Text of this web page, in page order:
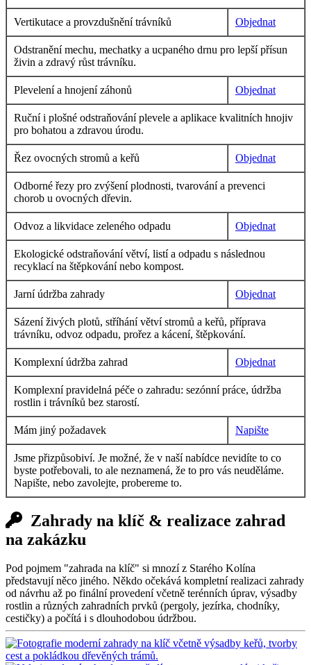
Vertikutace a provzdušnění trávníků Objednat
Odstranění mechu, mechatky a ucpaného drnu pro lepší přísun
živin a zdravý růst trávníku.
Plevelení a hnojení záhonů Objednat
Ruční i plošné odstraňování plevele a aplikace kvalitních hnojiv
pro bohatou a zdravou úrodu.
Řez ovocných stromů a keřů Objednat
Odborné řezy pro zvýšení plodnosti, tvarování a prevenci
chorob u ovocných dřevin.
Odvoz a likvidace zeleného odpadu Objednat
Ekologické odstraňování větví, listí a odpadu s následnou
recyklací na štěpkování nebo kompost.
Jarní údržba zahrady Objednat
Sázení živých plotů, stříhání větví stromů a keřů, příprava
trávníku, odvoz odpadu, prořez a kácení, štěpkování.
Komplexní údržba zahrad Objednat
Komplexní pravidelná péče o zahradu: sezónní práce, údržba
rostlin i trávníků bez starostí.
Mám jiný požadavek Napište
Jsme přizpůsobiví. Je možné, že v naší nabídce nevidíte to co
byste potřebovali, to ale neznamená, že to pro vás neuděláme.
Napište, nebo zavolejte, probereme to.
Zahrady na klíč & realizace zahrad
na zakázku
Pod pojmem "zahrada na klíč" si mnozí z Starého Kolína
představují něco jiného. Někdo očekává kompletní realizaci zahrady
od návrhu až po finální provedení včetně terénních úprav, výsadby
rostlin a různých zahradních prvků (pergoly, jezírka, chodníky,
cestičky) a počítá i s dlouhodobou údržbou.